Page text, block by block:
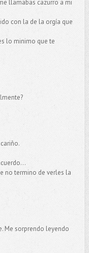
llamabas cazurro a mi
con la de la orgía que
lo minimo que te
no termino de verles la
Me sorprendo leyendo